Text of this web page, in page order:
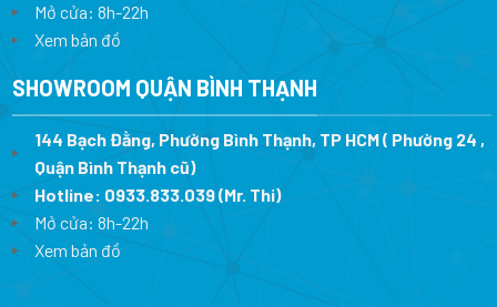
Mở cửa: 8h-22h
Xem bản đồ
SHOWROOM QUẬN BÌNH THẠNH
144 Bạch Đằng, Phường Bình Thạnh, TP HCM ( Phường 24 ,
Quận Bình Thạnh cũ)
Hotline: 0933.833.039(Mr. Thi)
Mở cửa: 8h-22h
Xem bản đồ